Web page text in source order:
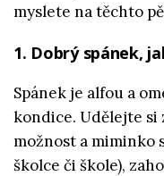
myslete na těchto
1. Dobrý spánek,
Spánek je alfou a
kondice. Udělejte si
možnost a miminko
školce či škole),